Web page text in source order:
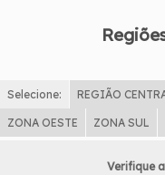
Selecione: REGIÃO
ZONA OESTE ZONA SUL
Verifique